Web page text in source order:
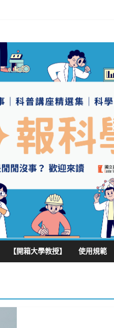
【開箱大學教授】 使用規範